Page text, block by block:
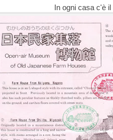
In ogni casa c'è